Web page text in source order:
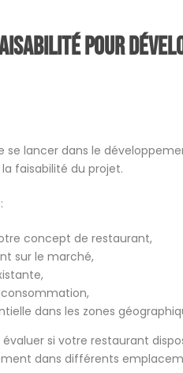
pour
se lancer dans le
faisabilité du projet.
concept de restaurant,
sur le marché,
dans les zones
si votre restaurant
dans différents